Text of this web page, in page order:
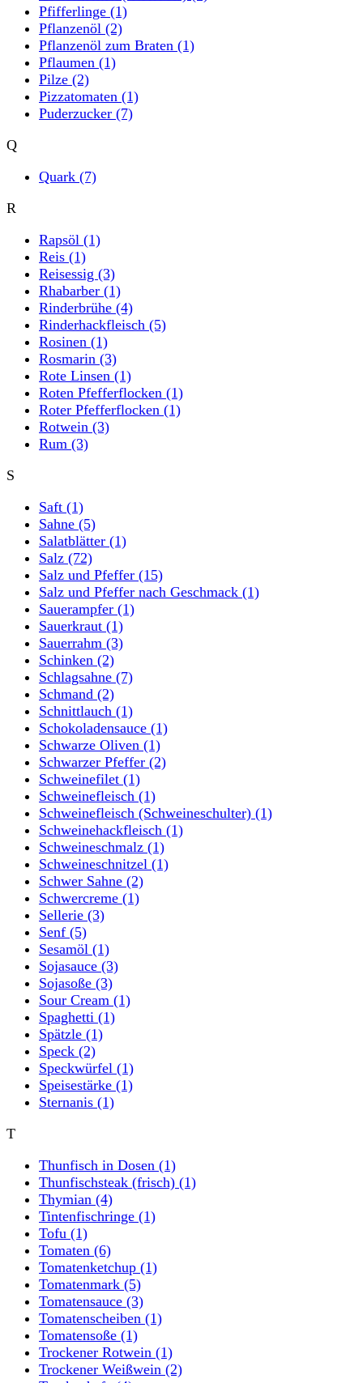
Pfifferlinge (1)
Pflanzenöl (2)
Pflanzenöl zum Braten (1)
Pflaumen (1)
Pilze (2)
Pizzatomaten (1)
Puderzucker (7)
Q
Quark (7)
R
Rapsöl (1)
Reis (1)
Reisessig (3)
Rhabarber (1)
Rinderbrühe (4)
Rinderhackfleisch (5)
Rosinen (1)
Rosmarin (3)
Rote Linsen (1)
Roten Pfefferflocken (1)
Roter Pfefferflocken (1)
Rotwein (3)
Rum (3)
S
Saft (1)
Sahne (5)
Salatblätter (1)
Salz (72)
Salz und Pfeffer (15)
Salz und Pfeffer nach Geschmack (1)
Sauerampfer (1)
Sauerkraut (1)
Sauerrahm (3)
Schinken (2)
Schlagsahne (7)
Schmand (2)
Schnittlauch (1)
Schokoladensauce (1)
Schwarze Oliven (1)
Schwarzer Pfeffer (2)
Schweinefilet (1)
Schweinefleisch (1)
Schweinefleisch (Schweineschulter) (1)
Schweinehackfleisch (1)
Schweineschmalz (1)
Schweineschnitzel (1)
Schwer Sahne (2)
Schwercreme (1)
Sellerie (3)
Senf (5)
Sesamöl (1)
Sojasauce (3)
Sojasoße (3)
Sour Cream (1)
Spaghetti (1)
Spätzle (1)
Speck (2)
Speckwürfel (1)
Speisestärke (1)
Sternanis (1)
T
Thunfisch in Dosen (1)
Thunfischsteak (frisch) (1)
Thymian (4)
Tintenfischringe (1)
Tofu (1)
Tomaten (6)
Tomatenketchup (1)
Tomatenmark (5)
Tomatensauce (3)
Tomatenscheiben (1)
Tomatensoße (1)
Trockener Rotwein (1)
Trockener Weißwein (2)